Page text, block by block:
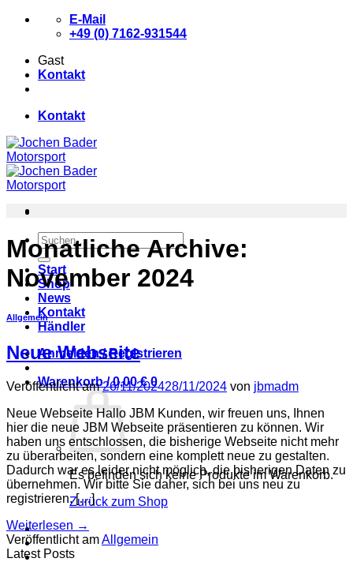
Zum
E-Mail
+49 (0) 7162-931544
Gast
Kontakt
Kontakt
Suchen
nach:
Start
Shop
News
Kontakt
Händler
Anmelden / Registrieren
Warenkorb /0,00€ 0
Es befinden sich keine Produkte im Warenkorb.
Zurück zum Shop
Monatliche Archive:
November 2024
Allgemein
Neue Webseite
Veröffentlicht am26/11/202428/11/2024 von jbmadm
Neue Webseite Hallo JBM Kunden, wir freuen uns, Ihnen
hier die neue JBM Webseite präsentieren zu können. Wir
haben uns entschlossen, die bisherige Webseite nicht mehr
zu überarbeiten, sondern eine komplett neue zu gestalten.
Dadurch war es leider nicht möglich, die bisherigen Daten zu
übernehmen. Wir bitte Sie daher, sich bei uns neu zu
registrieren. […]
Weiterlesen →
Veröffentlicht amAllgemein
Latest Posts